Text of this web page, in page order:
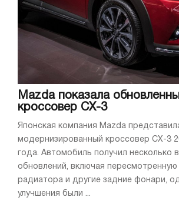
Mazda показала
кроссовер CX-3
Японская компания Mazda
модернизированный кроссовер CX-3
года. Автомобиль получил несколько
обновлений, включая пересмотренную
радиатора и другие задние фонари,
улучшения были ...